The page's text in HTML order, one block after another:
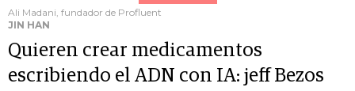
Ali Madani, fundador de Profluent
JIN HAN
Quieren crear medicamentos
escribiendo el ADN con IA: jeff Bezos